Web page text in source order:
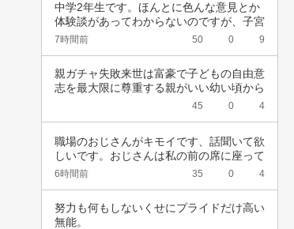
中学2年生です。ほんとに色んな意見とか
体験談があってわからないのですが、子宮
頚がんワ…
7時間前 50 0 9
親ガチャ失敗来世は富豪で子どもの自由意
志を最大限に尊重する親がいい幼い頃から
45 0 4
職場のおじさんがキモイです、話聞いて欲
しいです。おじさんは私の前の席に座って
いて、い…
6時間前 35 0 4
努力も何もしないくせにプライドだけ高い
無能。